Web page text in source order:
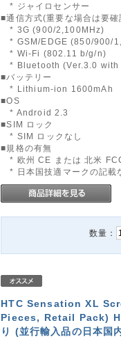
* ジャイロセンサー
■通信方式(重要な場合は要確
* 3G (900/2,100MHz)
* GSM/EDGE (850/900/
* Wi-Fi (802.11 b/g/n)
* Bluetooth (Ver.3.0 with
■バッテリー
* Lithium-ion 1600mAh
■OS
* Android 2.3
■SIM ロック
* SIM ロックなし
■規格の有無
* 欧州 CE または 北米
* 日本国技適マークの記載
数量：
HTC Sensation XL
Pieces, Retail Pack)
り (並行輸入品の日本国